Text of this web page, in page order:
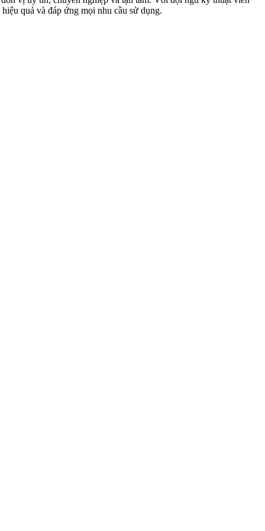
quả và đáp ứng mọi nhu cầu sử dụng.